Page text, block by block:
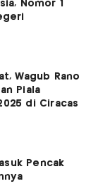
Nomor 1
Wagub Rano
Piala
di Ciracas
Pencak